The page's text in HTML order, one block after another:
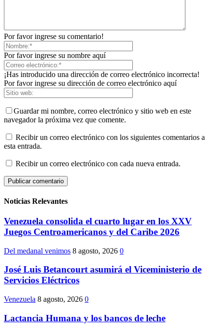
Por favor ingrese su comentario!
Por favor ingrese su nombre aquí
¡Has introducido una dirección de correo electrónico incorrecta!
Por favor ingrese su dirección de correo electrónico aquí
Guardar mi nombre, correo electrónico y sitio web en este
navegador la próxima vez que comente.
Recibir un correo electrónico con los siguientes comentarios a
esta entrada.
Recibir un correo electrónico con cada nueva entrada.
Noticias Relevantes
Venezuela consolida el cuarto lugar en los XXV
Juegos Centroamericanos y del Caribe 2026
Del medanal venimos 8 agosto, 2026 0
José Luis Betancourt asumirá el Viceministerio de
Servicios Eléctricos
Venezuela 8 agosto, 2026 0
Lactancia Humana y los bancos de leche